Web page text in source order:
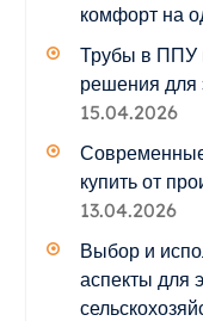
комфорт на
Трубы в ППУ
решения для
15.04.2026
купить от
13.04.2026
Выбор и
аспекты для